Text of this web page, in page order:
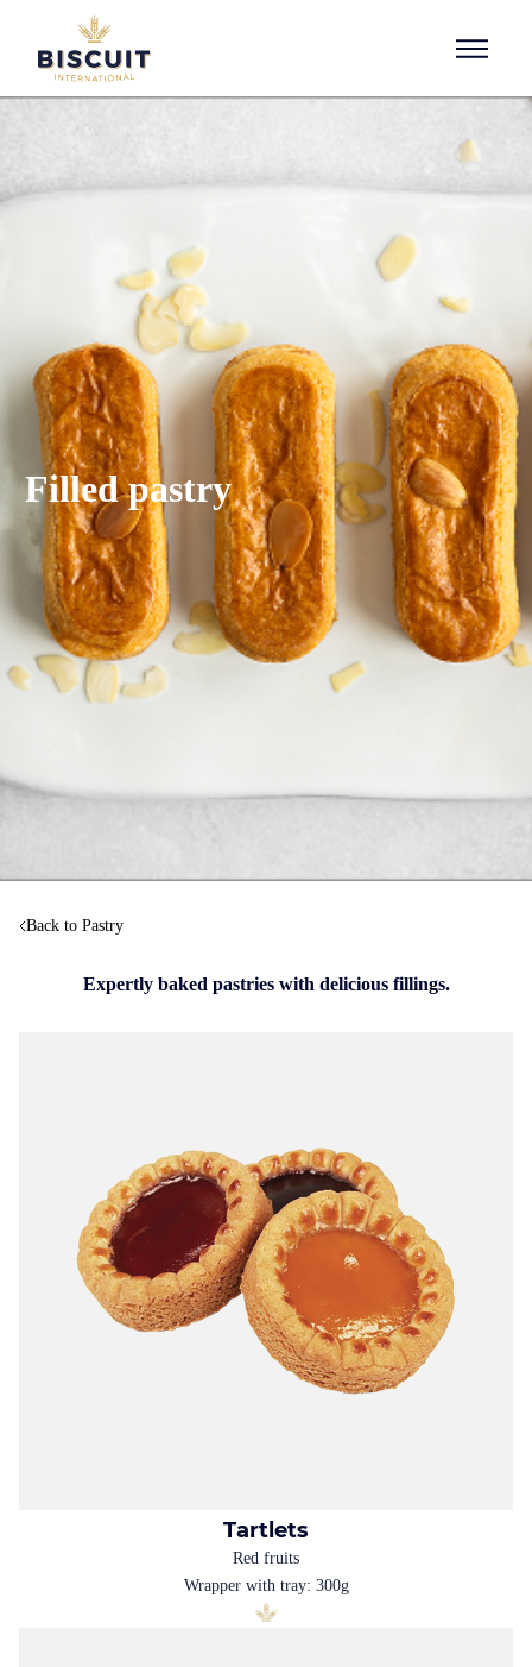
Aller au contenu
Filled pastry
Back to Pastry
Expertly baked pastries with delicious fillings.
Tartlets
Red fruits
Wrapper with tray: 300g